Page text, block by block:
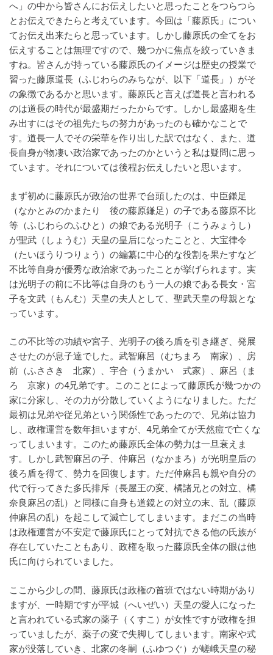
へ」の中から皆さんにお伝えしたいと思ったことをつらつら
とお伝えできたらと考えています。今回は「藤原氏」につい
てお伝え出来たらと思っています。しかし藤原氏の全てをお
伝えすることは無理ですので、幾つかに焦点を絞っていきま
すね。皆さんが持っている藤原氏のイメージは歴史の授業で
習った藤原道長（ふじわらのみちなが、以下「道長」）がそ
の象徴であるかと思います。藤原氏と言えば道長と言われる
のは道長の時代が最盛期だったからです。しかし最盛期を生
み出すにはその祖先たちの努力があったのも確かなことで
す。道長一人でその栄華を作り出した訳ではなく、また、道
長自身が物凄い政治家であったのかというと私は疑問に思っ
ています。それについては後程お伝えしたいと思います。
まず初めに藤原氏が政治の世界で台頭したのは、中臣鎌足
（なかとみのかまたり 後の藤原鎌足）の子である藤原不比
等（ふじわらのふひと）の娘である光明子（こうみょうし）
が聖武（しょうむ）天皇の皇后になったことと、大宝律令
（たいほうりつりょう）の編纂に中心的な役割を果たすなど
不比等自身が優秀な政治家であったことが挙げられます。実
は光明子の前に不比等は自身のもう一人の娘である長女・宮
子を文武（もんむ）天皇の夫人として、聖武天皇の母親とな
っています。
この不比等の功績や宮子、光明子の後ろ盾を引き継ぎ、発展
させたのが息子達でした。武智麻呂（むちまろ 南家）、房
前（ふささき 北家）、宇合（うまかい 式家）、麻呂（ま
ろ 京家）の4兄弟です。このことによって藤原氏が幾つかの
家に分家し、その力が分散していくようになりました。ただ
最初は兄弟や従兄弟という関係性であったので、兄弟は協力
し、政権運営を数年担いますが、4兄弟全てが天然痘で亡くな
ってしまいます。このため藤原氏全体の勢力は一旦衰えま
す。しかし武智麻呂の子、仲麻呂（なかまろ）が光明皇后の
後ろ盾を得て、勢力を回復します。ただ仲麻呂も親や自分の
代で行ってきた多氏排斥（長屋王の変、橘諸兄との対立、橘
奈良麻呂の乱）と同様に自身も道鏡との対立の末、乱（藤原
仲麻呂の乱）を起こして滅亡してしまいます。まだこの当時
は政権運営が不安定で藤原氏にとって対抗できる他の氏族が
存在していたこともあり、政権を取った藤原氏全体の眼は他
氏に向けられていました。
ここから少しの間、藤原氏は政権の首班ではない時期があり
ますが、一時期ですが平城（へいぜい）天皇の愛人になった
と言われている式家の薬子（くすこ）が女性ですが政権を担
っていましたが、薬子の変で失脚してしまいます。南家や式
家が没落していき、北家の冬嗣（ふゆつぐ）が嵯峨天皇の秘